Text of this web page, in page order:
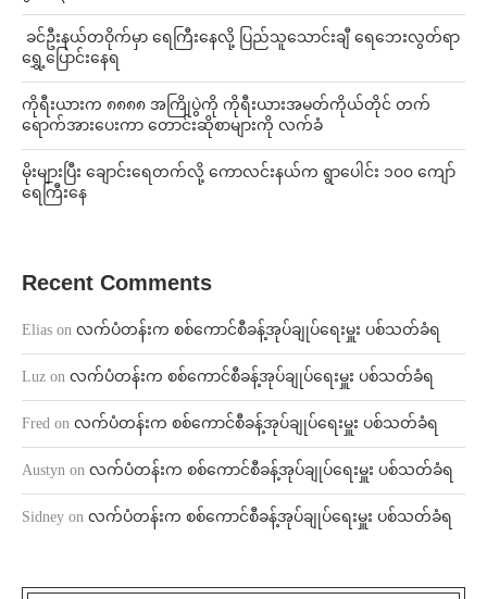
⁩ ⁨ခင်ဦးနယ်တဝိုက်မှာ ရေကြီးနေလို့ ပြည်သူသောင်းချီ ရေဘေးလွတ်ရာ
ရွှေ့ပြောင်းနေရ
ကိုရီးယားက ၈၈၈၈ အကြိုပွဲကို ကိုရီးယားအမတ်ကိုယ်တိုင် တက်
ရောက်အားပေးကာ တောင်းဆိုစာများကို လက်ခံ
⁨မိုးများပြီး ချောင်းရေတက်လို့ ကောလင်းနယ်က ရွာပေါင်း ၁၀၀ ကျော်
ရေကြီးနေ
Recent Comments
Elias on လက်ပံတန်းက စစ်ကောင်စီခန့်အုပ်ချုပ်ရေးမှူး ပစ်သတ်ခံရ
Luz on လက်ပံတန်းက စစ်ကောင်စီခန့်အုပ်ချုပ်ရေးမှူး ပစ်သတ်ခံရ
Fred on လက်ပံတန်းက စစ်ကောင်စီခန့်အုပ်ချုပ်ရေးမှူး ပစ်သတ်ခံရ
Austyn on လက်ပံတန်းက စစ်ကောင်စီခန့်အုပ်ချုပ်ရေးမှူး ပစ်သတ်ခံရ
Sidney on လက်ပံတန်းက စစ်ကောင်စီခန့်အုပ်ချုပ်ရေးမှူး ပစ်သတ်ခံရ